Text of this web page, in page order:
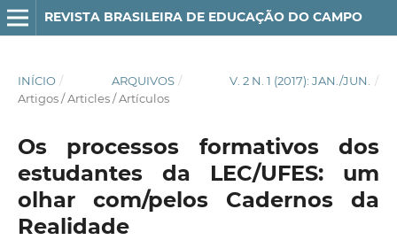
REVISTA BRASILEIRA DE EDUCAÇÃO DO CAMPO
INÍCIO / ARQUIVOS / V. 2 N. 1 (2017): JAN./JUN.
/
Artigos / Articles / Artículos
Os processos formativos dos
estudantes da LEC/UFES: um
olhar com/pelos Cadernos da
Realidade